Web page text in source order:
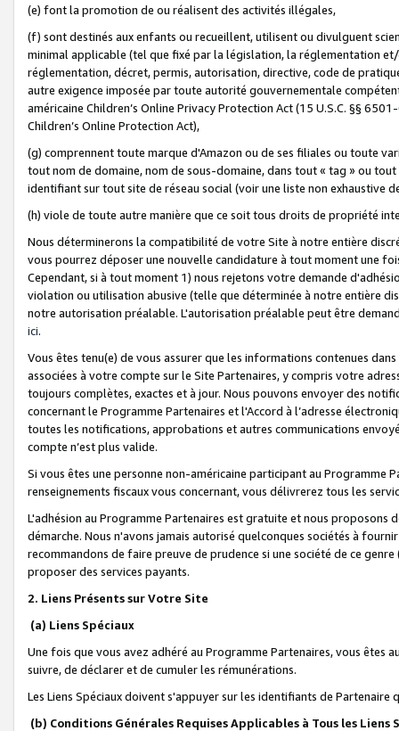
(e) font la promotion de ou réalisent des activités illégales,
(f) sont destinés aux enfants ou recueillent, utilisent ou divulguent
minimal applicable (tel que fixé par la législation, la réglementation
réglementation, décret, permis, autorisation, directive, code de
autre exigence imposée par toute autorité gouvernementale
américaine Children’s Online Privacy Protection Act (15 U.S.C. §§
Children’s Online Protection Act),
(g) comprennent toute marque d'Amazon ou de ses filiales ou toute
tout nom de domaine, nom de sous-domaine, dans tout « tag » ou
identifiant sur tout site de réseau social (voir une liste non exhaustive
(h) viole de toute autre manière que ce soit tous droits de propriété
Nous déterminerons la compatibilité de votre Site à notre entière
vous pourrez déposer une nouvelle candidature à tout moment une
Cependant, si à tout moment 1) nous rejetons votre demande
violation ou utilisation abusive (telle que déterminée à notre entière
notre autorisation préalable. L'autorisation préalable peut être
ici.
Vous êtes tenu(e) de vous assurer que les informations contenues
associées à votre compte sur le Site Partenaires, y compris votre
toujours complètes, exactes et à jour. Nous pouvons envoyer des
concernant le Programme Partenaires et l'Accord à l’adresse
toutes les notifications, approbations et autres communications
compte n’est plus valide.
Si vous êtes une personne non-américaine participant au
renseignements fiscaux vous concernant, vous délivrerez tous les
L'adhésion au Programme Partenaires est gratuite et nous proposons
démarche. Nous n'avons jamais autorisé quelconques sociétés à
recommandons de faire preuve de prudence si une société de ce
proposer des services payants.
2. Liens Présents sur Votre Site
(a) Liens Spéciaux
Une fois que vous avez adhéré au Programme Partenaires, vous êtes
suivre, de déclarer et de cumuler les rémunérations.
Les Liens Spéciaux doivent s'appuyer sur les identifiants de Partenaire
(b) Conditions Générales Requises Applicables à Tous les Liens